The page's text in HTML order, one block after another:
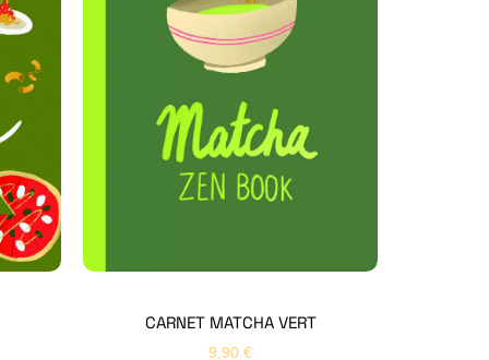
CARNET MATCHA VERT
9,90 €
Hello Editions
Nous revenons vers vous rapidement
Bonjour 👋
Nom* Prénom*